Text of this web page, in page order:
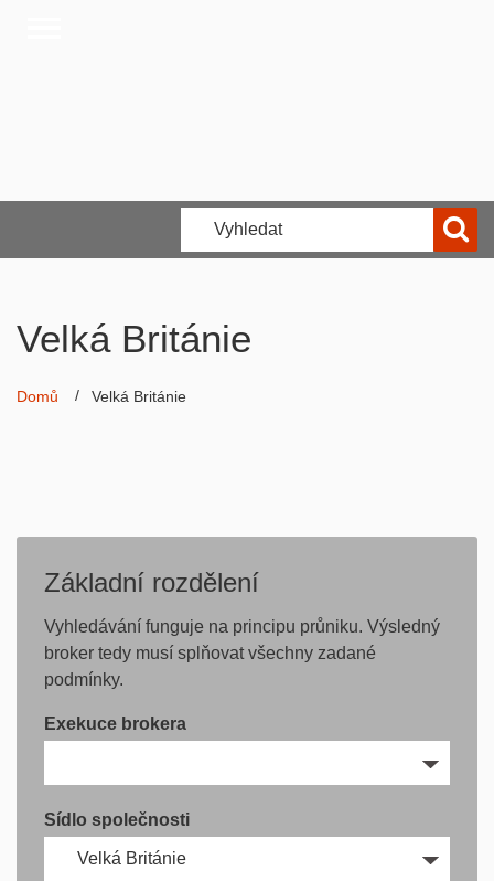
Velká Británie
Domů Velká Británie
Základní rozdělení
Vyhledávání funguje na principu průniku. Výsledný
broker tedy musí splňovat všechny zadané
podmínky.
Exekuce brokera
Sídlo společnosti